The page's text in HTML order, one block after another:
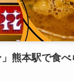
」熊本駅で食